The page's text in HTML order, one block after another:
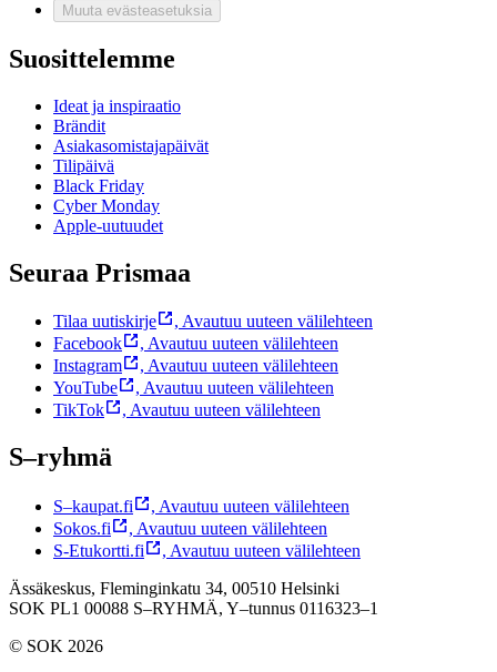
Muuta evästeasetuksia
Suosittelemme
Ideat ja inspiraatio
Brändit
Asiakasomistajapäivät
Tilipäivä
Black Friday
Cyber Monday
Apple-uutuudet
Seuraa Prismaa
Tilaa uutiskirje , Avautuu uuteen välilehteen
Facebook
, Avautuu uuteen välilehteen
Instagram
, Avautuu uuteen välilehteen
YouTube
, Avautuu uuteen välilehteen
TikTok
, Avautuu uuteen välilehteen
S–ryhmä
S–kaupat.fi , Avautuu uuteen välilehteen
Sokos.fi
, Avautuu uuteen välilehteen
S-Etukortti.fi
, Avautuu uuteen välilehteen
Ässäkeskus, Fleminginkatu 34, 00510 Helsinki
SOK PL1 00088 S–RYHMÄ, Y–tunnus 0116323–1
© SOK 2026